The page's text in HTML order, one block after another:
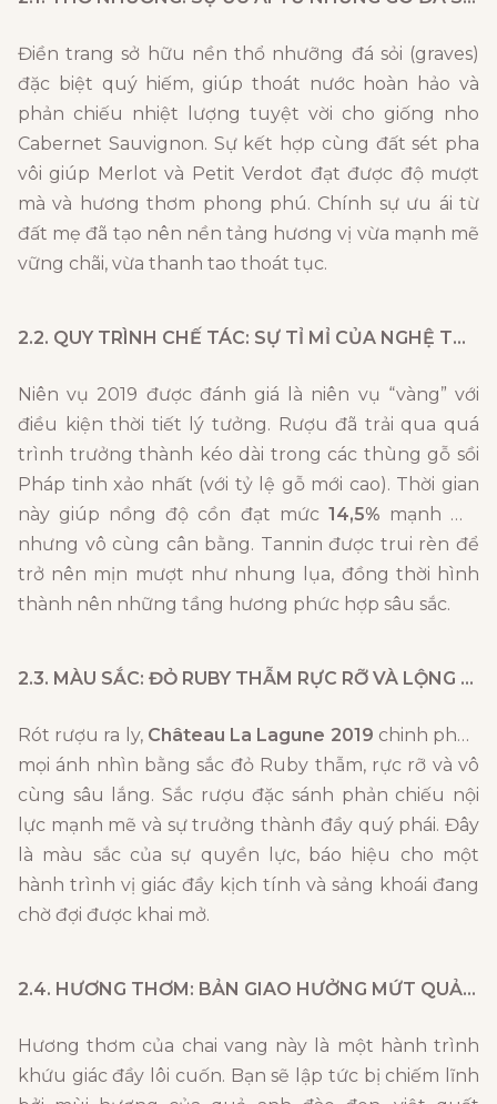
Điền trang sở hữu nền thổ nhưỡng đá sỏi (graves)
đặc biệt quý hiếm, giúp thoát nước hoàn hảo và
phản chiếu nhiệt lượng tuyệt vời cho giống nho
Cabernet Sauvignon. Sự kết hợp cùng đất sét pha
vôi giúp Merlot và Petit Verdot đạt được độ mượt
mà và hương thơm phong phú. Chính sự ưu ái từ
đất mẹ đã tạo nên nền tảng hương vị vừa mạnh mẽ
vững chãi, vừa thanh tao thoát tục.
2.2. QUY TRÌNH CHẾ TÁC: SỰ TỈ MỈ CỦA NGHỆ THUẬT Ủ RƯỢU
Niên vụ 2019 được đánh giá là niên vụ “vàng” với
điều kiện thời tiết lý tưởng. Rượu đã trải qua quá
trình trưởng thành kéo dài trong các thùng gỗ sồi
Pháp tinh xảo nhất (với tỷ lệ gỗ mới cao). Thời gian
này giúp nồng độ cồn đạt mức 14,5% mạnh mẽ
nhưng vô cùng cân bằng. Tannin được trui rèn để
trở nên mịn mượt như nhung lụa, đồng thời hình
thành nên những tầng hương phức hợp sâu sắc.
2.3. MÀU SẮC: ĐỎ RUBY THẪM RỰC RỠ VÀ LỘNG LẪY
Rót rượu ra ly, Château La Lagune 2019 chinh phục
mọi ánh nhìn bằng sắc đỏ Ruby thẫm, rực rỡ và vô
cùng sâu lắng. Sắc rượu đặc sánh phản chiếu nội
lực mạnh mẽ và sự trưởng thành đầy quý phái. Đây
là màu sắc của sự quyền lực, báo hiệu cho một
hành trình vị giác đầy kịch tính và sảng khoái đang
chờ đợi được khai mở.
2.4. HƯƠNG THƠM: BẢN GIAO HƯỞNG MỨT QUẢ ĐEN VÀ GỖ QUÝ
Hương thơm của chai vang này là một hành trình
khứu giác đầy lôi cuốn. Bạn sẽ lập tức bị chiếm lĩnh